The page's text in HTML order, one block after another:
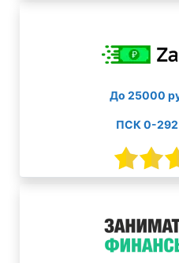
До 25000
ПСК 0-